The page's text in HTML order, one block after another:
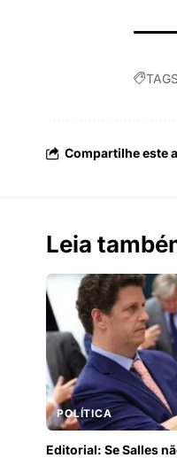
Compartilhe este
Leia
POLÍTICA
Editorial: Se Salles